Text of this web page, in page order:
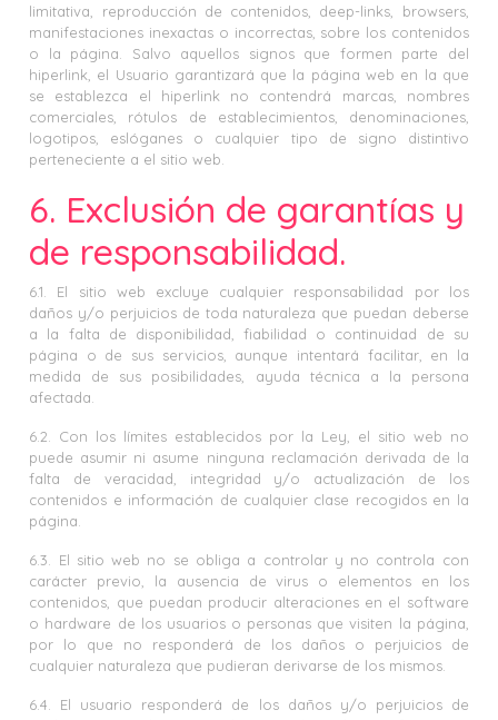
limitativa, reproducción de contenidos, deep-links, browsers,
manifestaciones inexactas o incorrectas, sobre los contenidos
o la página. Salvo aquellos signos que formen parte del
hiperlink, el Usuario garantizará que la página web en la que
se establezca el hiperlink no contendrá marcas, nombres
comerciales, rótulos de establecimientos, denominaciones,
logotipos, eslóganes o cualquier tipo de signo distintivo
perteneciente a el sitio web.
6. Exclusión de garantías y
de responsabilidad.
6.1. El sitio web excluye cualquier responsabilidad por los
daños y/o perjuicios de toda naturaleza que puedan deberse
a la falta de disponibilidad, fiabilidad o continuidad de su
página o de sus servicios, aunque intentará facilitar, en la
medida de sus posibilidades, ayuda técnica a la persona
afectada.
6.2. Con los límites establecidos por la Ley, el sitio web no
puede asumir ni asume ninguna reclamación derivada de la
falta de veracidad, integridad y/o actualización de los
contenidos e información de cualquier clase recogidos en la
página.
6.3. El sitio web no se obliga a controlar y no controla con
carácter previo, la ausencia de virus o elementos en los
contenidos, que puedan producir alteraciones en el software
o hardware de los usuarios o personas que visiten la página,
por lo que no responderá de los daños o perjuicios de
cualquier naturaleza que pudieran derivarse de los mismos.
6.4. El usuario responderá de los daños y/o perjuicios de